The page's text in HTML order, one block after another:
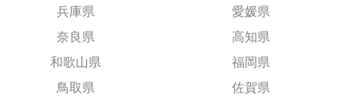
兵庫県
奈良県
和歌山県
鳥取県
愛媛県
高知県
福岡県
佐賀県